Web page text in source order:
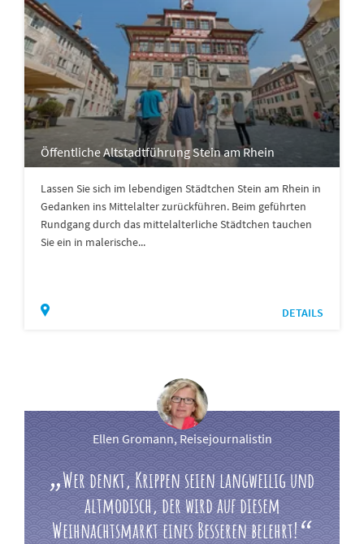
Öffentliche Altstadtführung Stein am Rhein
Lassen Sie sich im lebendigen Städtchen Stein am Rhein in
Gedanken ins Mittelalter zurückführen. Beim geführten
Rundgang durch das mittelalterliche Städtchen tauchen
Sie ein in malerische...
DETAILS
Ellen Gromann, Reisejournalistin
Wer denkt, Krippen seien langweilig und
altmodisch, der wird auf diesem
Weihnachtsmarkt eines Besseren belehrt!